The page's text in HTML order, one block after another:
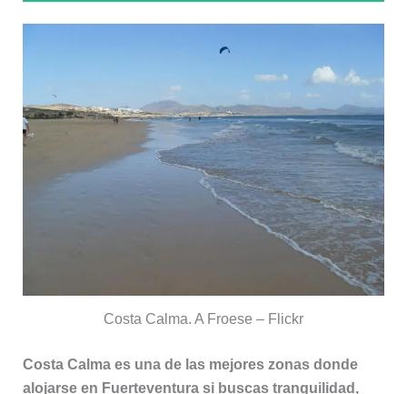
Costa Calma. A Froese – Flickr
Costa Calma es una de las mejores zonas donde
alojarse en Fuerteventura si buscas tranquilidad,